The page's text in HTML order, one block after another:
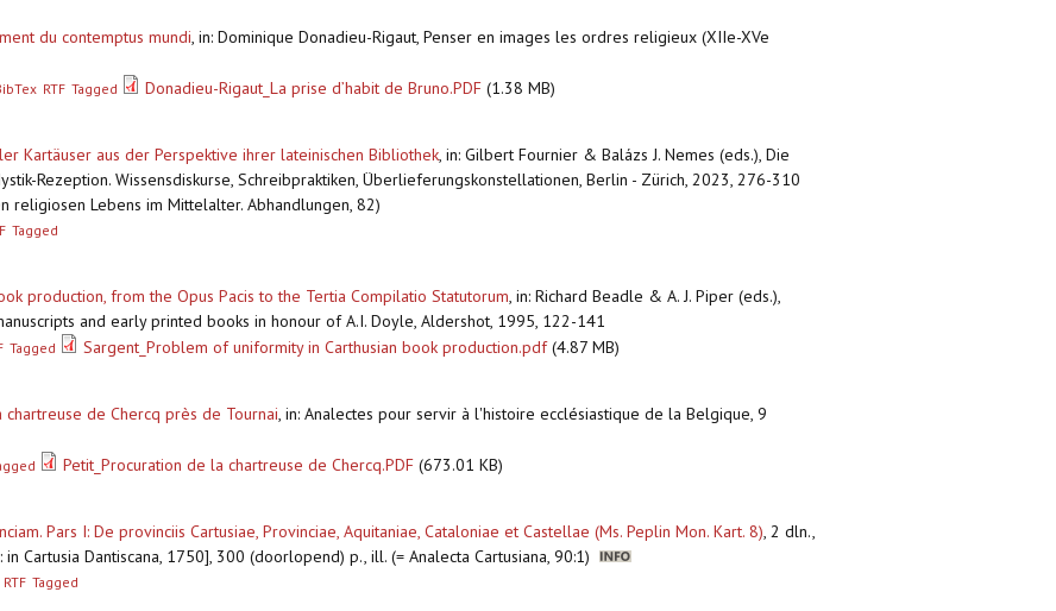
du contemptus mundi, in: Dominique Donadieu-Rigaut, Penser en images les ordres religieux (XIIe-XVe
RTF Tagged Donadieu-Rigaut_La prise d’habit de Bruno.PDF (1.38 MB)
Kartäuser aus der Perspektive ihrer lateinischen Bibliothek, in: Gilbert Fournier & Balázs J. Nemes (eds.), Die
Rezeption. Wissensdiskurse, Schreibpraktiken, Überlieferungskonstellationen, Berlin - Zürich, 2023, 276-310
religiosen Lebens im Mittelalter. Abhandlungen, 82)
Tagged
production, from the Opus Pacis to the Tertia Compilatio Statutorum, in: Richard Beadle & A. J. Piper (eds.),
and early printed books in honour of A.I. Doyle, Aldershot, 1995, 122-141
Tagged Sargent_Problem of uniformity in Carthusian book production.pdf(4.87 MB)
de Chercq près de Tournai, in: Analectes pour servir à l'histoire ecclésiastique de la Belgique, 9
Petit_Procuration de la chartreuse de Chercq.PDF (673.01 KB)
Pars I: De provinciis Cartusiae, Provinciae, Aquitaniae, Cataloniae et Castellae (Ms. Peplin Mon. Kart. 8), 2 dln.,
Cartusia Dantiscana, 1750], 300 (doorlopend) p., ill. (= Analecta Cartusiana, 90:1)
RTF Tagged